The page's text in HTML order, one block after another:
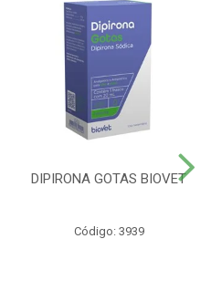
DIPIRONA GOTAS BIOVET
Código: 3939